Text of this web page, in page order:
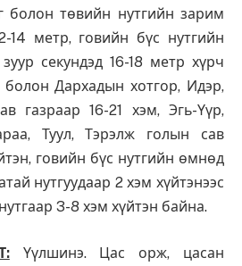
болон төвийн нутгийн зарим
14 метр, говийн бүс нутгийн
секундэд 16-18 метр хүрч
Дархадын хотгор, Идэр,
газраар 16-21 хэм, Эгь-Үүр,
Туул, Тэрэлж голын сав
говийн бүс нутгийн өмнөд
нутгуудаар 2 хэм хүйтэнээс
3-8 хэм хүйтэн байна.
Үүлшинэ. Цас орж, цасан